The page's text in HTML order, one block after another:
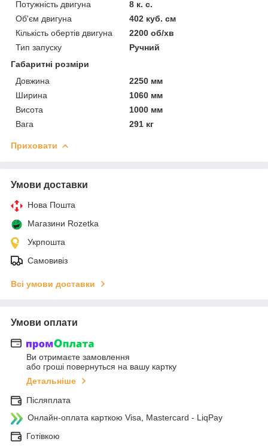
Потужність двигуна
8 к. с.
Об'єм двигуна
402 куб. см
Кількість обертів двигуна
2200 об/хв
Тип запуску
Ручний
Габаритні розміри
Довжина
2250 мм
Ширина
1060 мм
Висота
1000 мм
Вага
291 кг
Приховати
Умови доставки
Нова Пошта
Магазини Rozetka
Укрпошта
Самовивіз
Всі умови доставки
Умови оплати
Ви отримаєте замовлення
або гроші повернуться на вашу картку
Детальніше
Післяплата
Онлайн-оплата карткою Visa, Mastercard - LiqPay
Готівкою